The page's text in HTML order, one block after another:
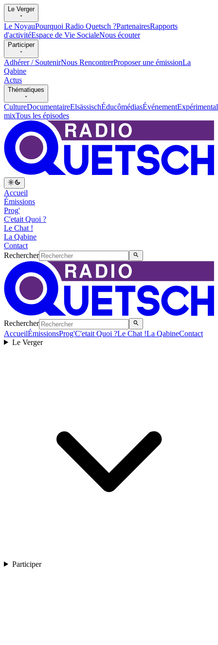
Le Verger
Le NoyauPourquoi Radio Quetsch ?PartenairesRapports
d'activitéEspace de Vie SocialeNous écouter
Participer
Adhérer / SoutenirNous RencontrerProposer une émissionLa
Qabine
Actus
Thématiques
CultureDocumentaireElsässischÉducômédiasÉvénementExpérimental
mixTous les épisodes
Accueil
Émissions
Prog'
C'etait Quoi ?
Le Chat !
La Qabine
Contact
Rechercher
Rechercher
AccueilÉmissionsProg'C'etait Quoi ?Le Chat !La QabineContact
Le Verger
Participer